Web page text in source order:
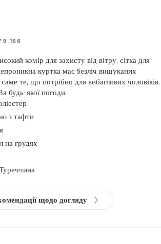
комір для захисту від вітру, сітка для
куртка має безліч вишуканих
те, що потрібно для вибагливих чоловіків.
будь-якої погоди.
з тафти
на грудях
щодо догляду